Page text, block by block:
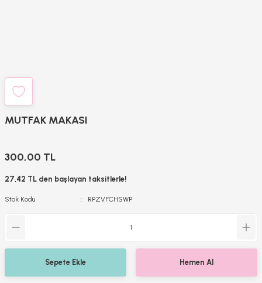
MUTFAK MAKASI
300,00 TL
27,42 TL den başlayan taksitlerle!
Stok Kodu RPZVFCHSWP
Sepete Ekle Hemen Al